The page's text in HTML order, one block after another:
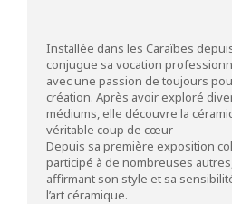
Installée dans les Caraïbes
conjugue sa vocation
avec une passion de toujours
création. Après avoir exploré
médiums, elle découvre la
véritable coup de cœur
Depuis sa première exposition
participé à de nombreuses
affirmant son style et sa
l’art céramique.